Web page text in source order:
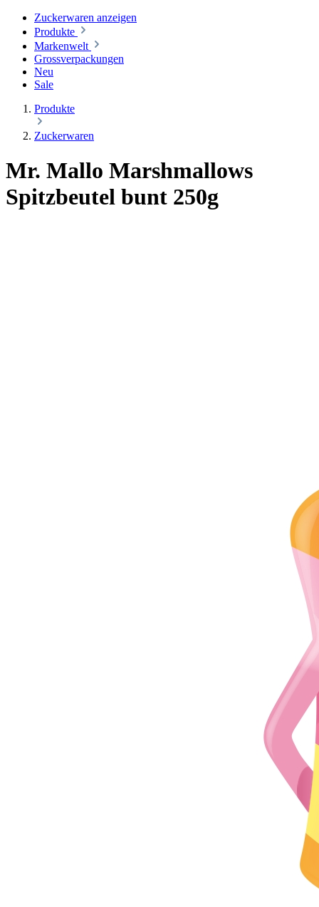
Zuckerwaren anzeigen
Produkte
Markenwelt
Grossverpackungen
Neu
Sale
Produkte
Zuckerwaren
Mr. Mallo Marshmallows
Spitzbeutel bunt 250g